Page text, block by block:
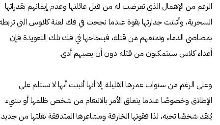
الرغم من الإهمال الذي تعرضت له من قبل عائلتها وعدم إيمانهم بقدراتها
السحرية، وأثبتت جدارتها بقوة عندما نجحت في فك لعنة كلاوس التي
بمصاصي الدماء وتمنعهم من قتله، فبنجاحها في فك تلك التعويذة فإن
أعداء كلاس سيتمكنون من قتله دون أن يصبهم أذى.
وعلى الرغم من سنوات عمرها القليلة إلا أنها أثبتت أنها لا تستلم على
الإطلاق وخصوصًا عندما يتعلق الأمر بالانتقام من شخص ظلمها أو بشيء
يُنقذ شخصًا تحبه، لذا فقوتها الخارقة ومشاعرها المتدفقة نقلتها من جديد